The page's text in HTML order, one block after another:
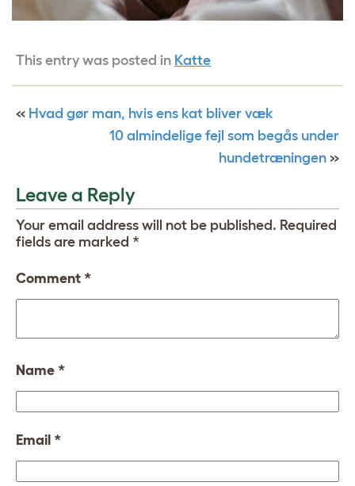
This entry was posted in Katte
« Hvad gør man, hvis ens kat bliver væk
10 almindelige fejl som begås under
hundetræningen »
Leave a Reply
Your email address will not be published. Required
fields are marked *
Comment *
Name *
Email *